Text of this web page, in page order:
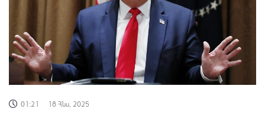
01:21 18 Հնս, 2025